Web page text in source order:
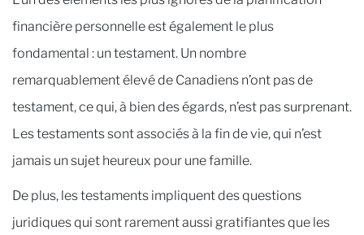
financière personnelle est également le plus
fondamental : un testament. Un nombre
remarquablement élevé de Canadiens n’ont pas de
testament, ce qui, à bien des égards, n’est pas surprenant.
Les testaments sont associés à la fin de vie, qui n’est
jamais un sujet heureux pour une famille.
De plus, les testaments impliquent des questions
juridiques qui sont rarement aussi gratifiantes que les